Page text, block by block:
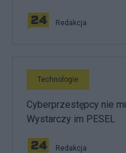
Redakcja
Technologie
Cyberprzestępcy nie
Wystarczy im PESEL
Redakcja